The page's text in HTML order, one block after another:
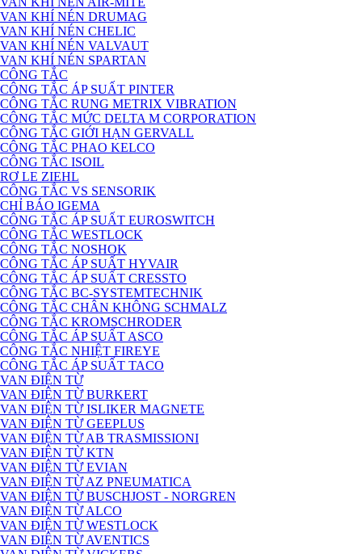
VAN KHÍ NÉN DRUMAG
VAN KHÍ NÉN CHELIC
VAN KHÍ NÉN VALVAUT
VAN KHÍ NÉN SPARTAN
CÔNG TẮC
CÔNG TẮC ÁP SUẤT PINTER
CÔNG TẮC RUNG METRIX VIBRATION
CÔNG TẮC MỨC DELTA M CORPORATION
CÔNG TẮC GIỚI HẠN GERVALL
CÔNG TẮC PHAO KELCO
CÔNG TẮC ISOIL
RƠ LE ZIEHL
CÔNG TẮC VS SENSORIK
CHỈ BÁO IGEMA
CÔNG TẮC ÁP SUẤT EUROSWITCH
CÔNG TẮC WESTLOCK
CÔNG TẮC NOSHOK
CÔNG TẮC ÁP SUẤT HYVAIR
CÔNG TẮC ÁP SUẤT CRESSTO
CÔNG TẮC BC-SYSTEMTECHNIK
CÔNG TẮC CHÂN KHÔNG SCHMALZ
CÔNG TẮC KROMSCHRODER
CÔNG TẮC ÁP SUẤT ASCO
CÔNG TẮC NHIỆT FIREYE
CÔNG TẮC ÁP SUẤT TACO
VAN ĐIỆN TỪ
VAN ĐIỆN TỪ BURKERT
VAN ĐIỆN TỪ ISLIKER MAGNETE
VAN ĐIỆN TỪ GEEPLUS
VAN ĐIỆN TỪ AB TRASMISSIONI
VAN ĐIỆN TỪ KTN
VAN ĐIỆN TỪ EVIAN
VAN ĐIỆN TỪ AZ PNEUMATICA
VAN ĐIỆN TỪ BUSCHJOST - NORGREN
VAN ĐIỆN TỪ ALCO
VAN ĐIỆN TỪ WESTLOCK
VAN ĐIỆN TỪ AVENTICS